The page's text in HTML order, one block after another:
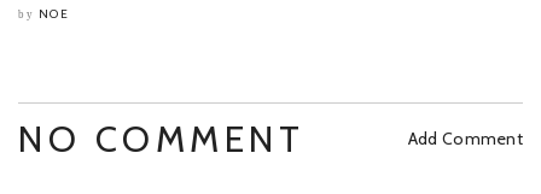
by NOE
NO COMMENT Add Comment